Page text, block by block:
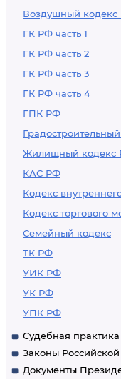
Воздушный
ГК РФ часть 1
ГК РФ часть 2
ГК РФ часть 3
ГК РФ часть 4
ГПК РФ
Жилищный кодекс
КАС РФ
Кодекс
Кодекс торгового
Семейный кодекс
ТК РФ
УИК РФ
УК РФ
УПК РФ
Судебная
Законы
Документы